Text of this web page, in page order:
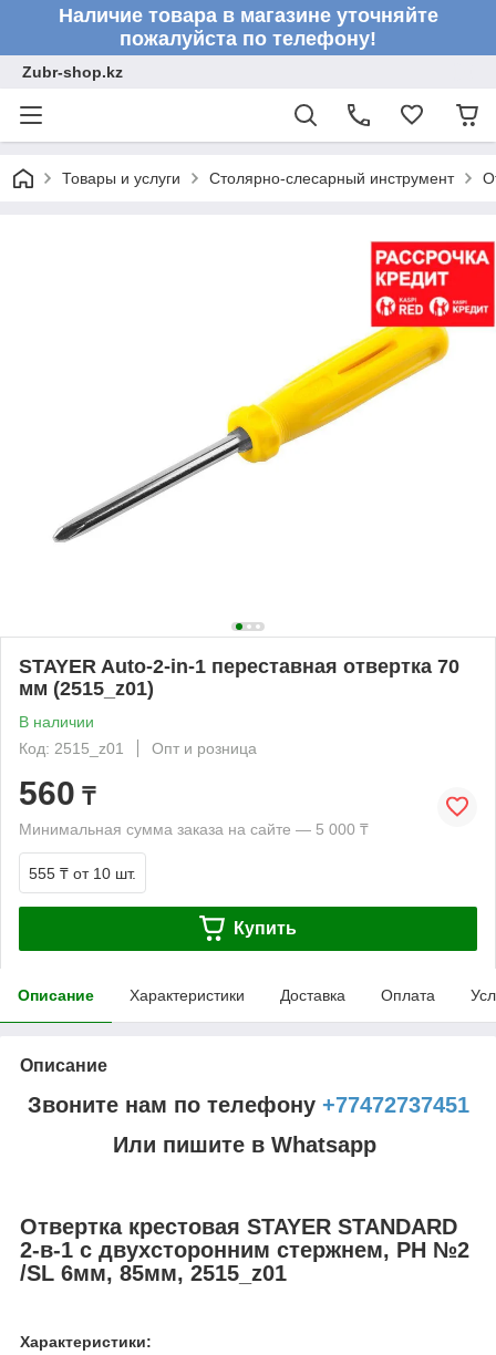
Наличие товара в магазине уточняйте
пожалуйста по телефону!
Zubr-shop.kz
Товары и услуги Столярно-слесарный инструмент
STAYER Auto-2-in-1 переставная отвертка 70
мм (2515_z01)
В наличии
Код: 2515_z01
Опт и розница
560 ₸
Минимальная сумма заказа на сайте — 5 000 ₸
555 ₸ от 10 шт.
Купить
Описание Характеристики Доставка Оплата
Описание
Звоните нам по телефону +77472737451
Или пишите в Whatsapp
Отвертка крестовая STAYER STANDARD
2-в-1 с двухсторонним стержнем, PH №2
/SL 6мм, 85мм, 2515_z01
Характеристики: